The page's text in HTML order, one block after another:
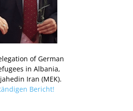
of German
in Albania,
Iran (MEK).
Bericht!